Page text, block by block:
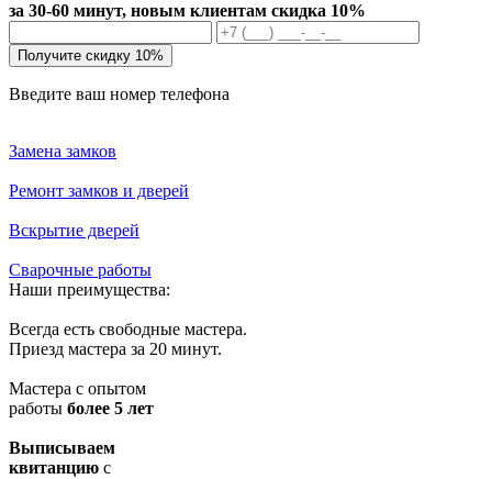
за 30-60 минут, новым клиентам скидка 10%
Получите скидку 10%
Введите ваш номер телефона
Замена замков
Ремонт замков и дверей
Вскрытие дверей
Сварочные работы
Наши преимущества:
Всегда есть свободные мастера.
Приезд мастера за 20 минут.
Мастера с опытом
работы более 5 лет
Выписываем
квитанцию с